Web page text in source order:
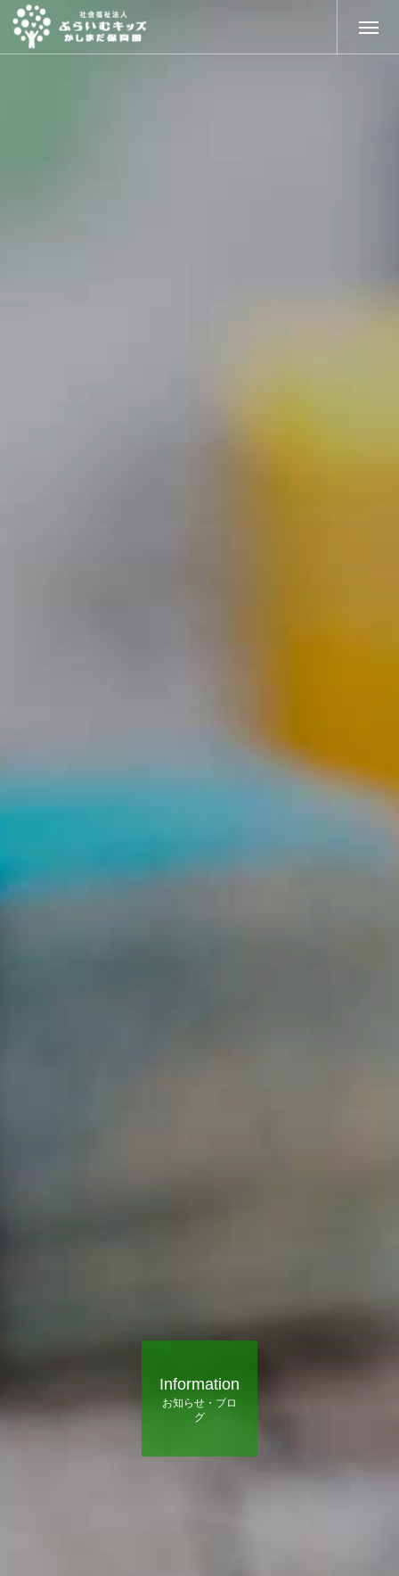
Information
お知らせ・ブロ
グ